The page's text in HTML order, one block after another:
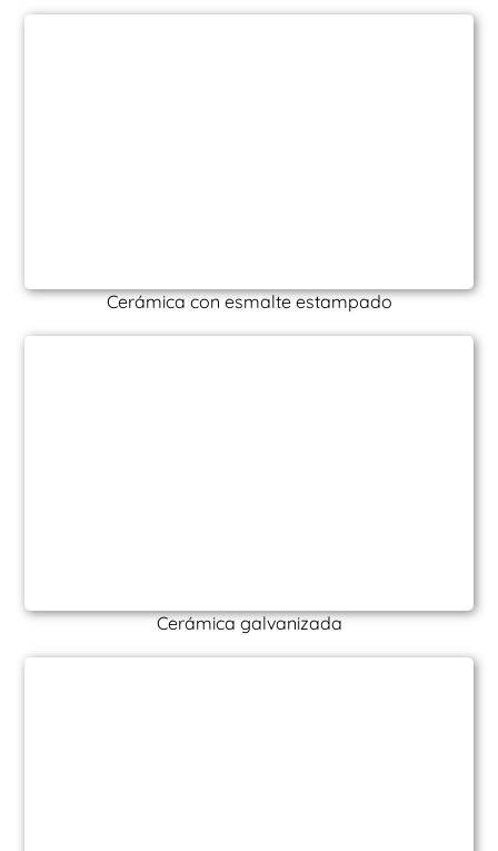
Cerámica con esmalte estampado
Cerámica galvanizada